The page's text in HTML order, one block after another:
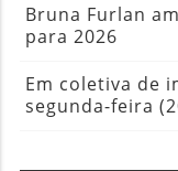
Bruna Furlan
para 2026
Em coletiva de
segunda-feira